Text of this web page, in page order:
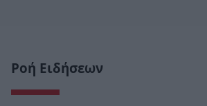
Ροή Ειδήσεων